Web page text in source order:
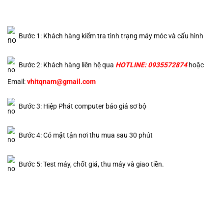
Bước 1: Khách hàng kiểm tra tình trạng máy móc và cấu hình
Bước 2: Khách hàng liên hệ qua HOTLINE: 0935572874hoặc
Email:vhitqnam@gmail.com
Bước 3: Hiệp Phát computer báo giá sơ bộ
Bước 4: Có mặt tận nơi thu mua sau 30 phút
Bước 5: Test máy, chốt giá, thu máy và giao tiền.